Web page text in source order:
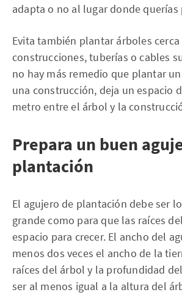
adapta o no al lugar donde
Evita también plantar árboles cerca
construcciones, tuberías o cables
no hay más remedio que plantar
una construcción, deja un espacio
metro entre el árbol y la
Prepara un buen
plantación
El agujero de plantación debe ser
grande como para que las raíces
espacio para crecer. El ancho del
menos dos veces el ancho de la
raíces del árbol y la profundidad
ser al menos igual a la altura del